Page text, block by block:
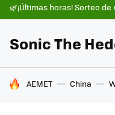
🌿¡Últimas horas! Sorteo
Sonic The
HOY SE HABLA DE
AEMET China